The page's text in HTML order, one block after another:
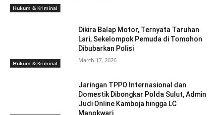
Hukum & Kriminal
Hukum & Kriminal
Dikira Balap Motor, Ternyata Taruhan
Lari, Sekelompok Pemuda di Tomohon
Dibubarkan Polisi
March 17, 2026
Jaringan TPPO Internasional dan
Domestik Dibongkar Polda Sulut, Admin
Judi Online Kamboja hingga LC
Manokwari